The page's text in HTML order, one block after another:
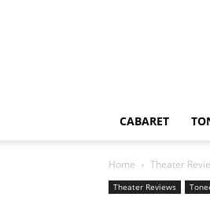
CABARET
Home Theater
Theater Reviews